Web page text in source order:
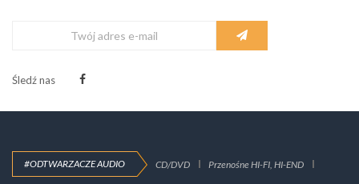
Śledź nas
#ODTWARZACZE AUDIO CD/DVD Przenośne HI-FI, HI-END